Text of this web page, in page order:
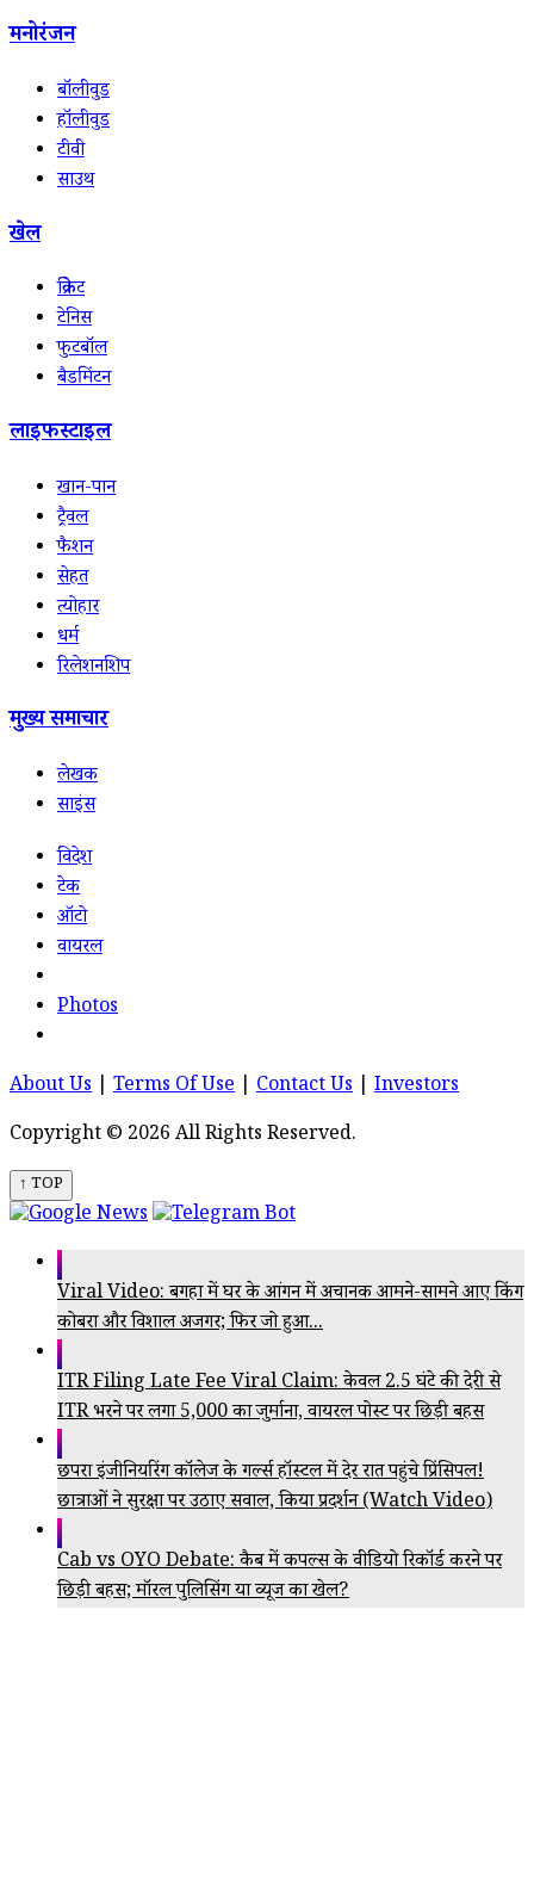
मनोरंजन
बॉलीवुड
हॉलीवुड
टीवी
साउथ
खेल
क्रिकेट
टेनिस
फुटबॉल
बैडमिंटन
लाइफस्टाइल
खान-पान
ट्रैवल
फैशन
सेहत
त्योहार
धर्म
रिलेशनशिप
मुख्य समाचार
लेखक
साइंस
विदेश
टेक
ऑटो
वायरल
Photos
About Us Terms Of Use Contact Us
Investors
Copyright © 2026 All Rights Reserved.
↑ TOP
Viral Video: बगहा में घर के आंगन में अचानक आमने-सामने आए किंग
कोबरा और विशाल अजगर; फिर जो हुआ...
ITR Filing Late Fee Viral Claim: केवल 2.5 घंटे की देरी से
ITR भरने पर लगा ₹5,000 का जुर्माना, वायरल पोस्ट पर छिड़ी बहस
छपरा इंजीनियरिंग कॉलेज के गर्ल्स हॉस्टल में देर रात पहुंचे प्रिंसिपल!
छात्राओं ने सुरक्षा पर उठाए सवाल, किया प्रदर्शन (Watch Video)
Cab vs OYO Debate: कैब में कपल्स के वीडियो रिकॉर्ड करने पर
छिड़ी बहस; मॉरल पुलिसिंग या व्यूज का खेल?